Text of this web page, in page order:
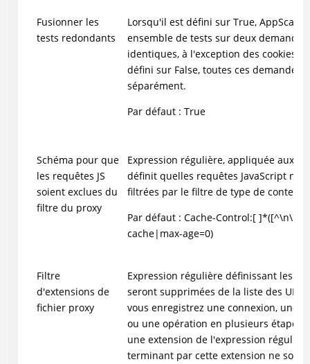
Fusionner les
tests redondants
Lorsqu'il est défini sur True, AppScan
ensemble de tests sur deux
identiques, à l'exception des cookies
défini sur False, toutes ces demandes
séparément.
Par défaut : True
Schéma pour que
les requêtes JS
soient exclues du
filtre du proxy
Expression régulière, appliquée aux
définit quelles requêtes JavaScript ne
filtrées par le filtre de type de contenu
Par défaut : Cache-Control:[
cache|max-age=0)
Filtre
d'extensions de
fichier proxy
Expression régulière définissant les
seront supprimées de la liste des URL
vous enregistrez une connexion, une
ou une opération en plusieurs étapes.
une extension de l'expression
terminant par cette extension ne sont